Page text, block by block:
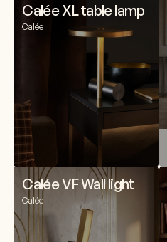
Calée XL table lamp
Calée
Calée VF Wall light
Calée